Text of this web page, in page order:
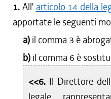
1. All' articolo 14 della
apportate le seguenti
a) il comma 3 è
b) il comma 6 è
<<6. Il Direttore